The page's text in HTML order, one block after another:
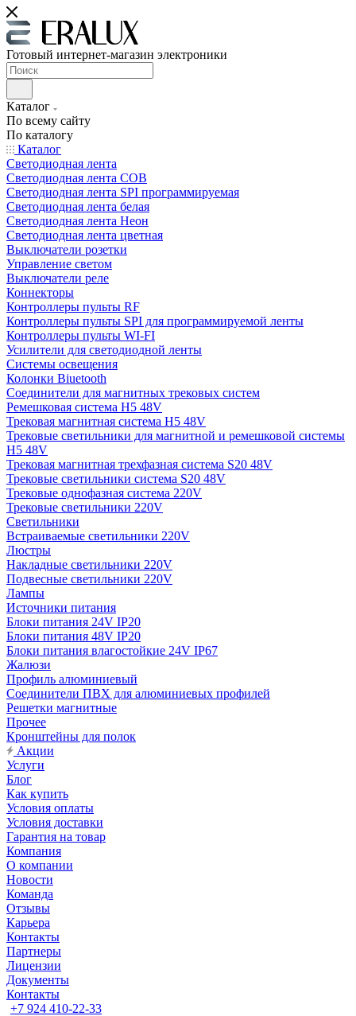
Готовый интернет-магазин электроники
Каталог
По всему сайту
По каталогу
Каталог
Светодиодная лента
Светодиодная лента COB
Светодиодная лента SPI программируемая
Светодиодная лента белая
Светодиодная лента Неон
Светодиодная лента цветная
Выключатели розетки
Управление светом
Выключатели реле
Коннекторы
Контроллеры пульты RF
Контроллеры пульты SPI для программируемой ленты
Контроллеры пульты WI-FI
Усилители для светодиодной ленты
Системы освещения
Колонки Biuetooth
Соединители для магнитных трековых систем
Ремешковая система H5 48V
Трековая магнитная система H5 48V
Трековые светильники для магнитной и ремешковой системы
H5 48V
Трековая магнитная трехфазная система S20 48V
Трековые светильники система S20 48V
Трековые однофазная система 220V
Трековые светильники 220V
Светильники
Встраиваемые светильники 220V
Люстры
Накладные светильники 220V
Подвесные светильники 220V
Лампы
Источники питания
Блоки питания 24V IP20
Блоки питания 48V IP20
Блоки питания влагостойкие 24V IP67
Жалюзи
Профиль алюминиевый
Соединители ПВХ для алюминиевых профилей
Решетки магнитные
Прочее
Кронштейны для полок
Акции
Услуги
Блог
Как купить
Условия оплаты
Условия доставки
Гарантия на товар
Компания
О компании
Новости
Команда
Отзывы
Карьера
Контакты
Партнеры
Лицензии
Документы
Контакты
+7 924 410-22-33